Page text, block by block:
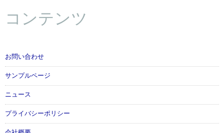
コンテンツ
お問い合わせ
サンプルページ
ニュース
プライバシーポリシー